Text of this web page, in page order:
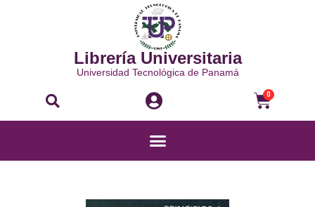
Librería Universitaria
Universidad Tecnológica de Panamá
Buscar 0
Menú